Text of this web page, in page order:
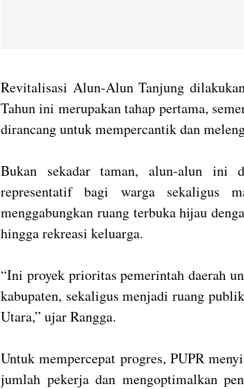
Revitalisasi Alun-Alun Tanjung
Tahun ini merupakan tahap pertama,
dirancang untuk mempercantik dan
Bukan sekadar taman, alun-alun ini
representatif bagi warga sekaligus
menggabungkan ruang terbuka hijau
hingga rekreasi keluarga.
“Ini proyek prioritas pemerintah daerah
kabupaten, sekaligus menjadi ruang
Utara,” ujar Rangga.
Untuk mempercepat progres, PUPR
jumlah pekerja dan mengoptimalkan